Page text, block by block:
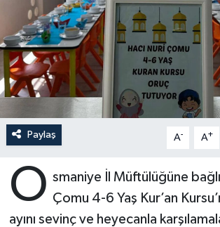
Paylaş A- A+
O smaniye İl Müftülüğüne
Çomu 4-6 Yaş Kur’an
ayını sevinç ve heyecanla
Artvin Müftülüğü
Aydın Müftülüğü
Balıkesir Müftülüğü
Bartın Müftülüğü
Batman Müftülüğü
Bayburt Müftülüğü
Kurban
Mukabele
Peygamberimizin Hayatı
Ramazan
Sahabeler
Zekat
DİYANET AKADEMİ
DİYANET GENÇLİK
DİYANET RADYO/TV
DEPREM
Dünya
Eğitim